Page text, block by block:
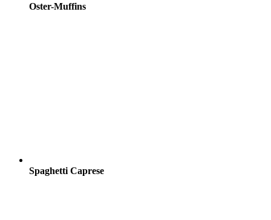
Oster-Muffins
Spaghetti Caprese